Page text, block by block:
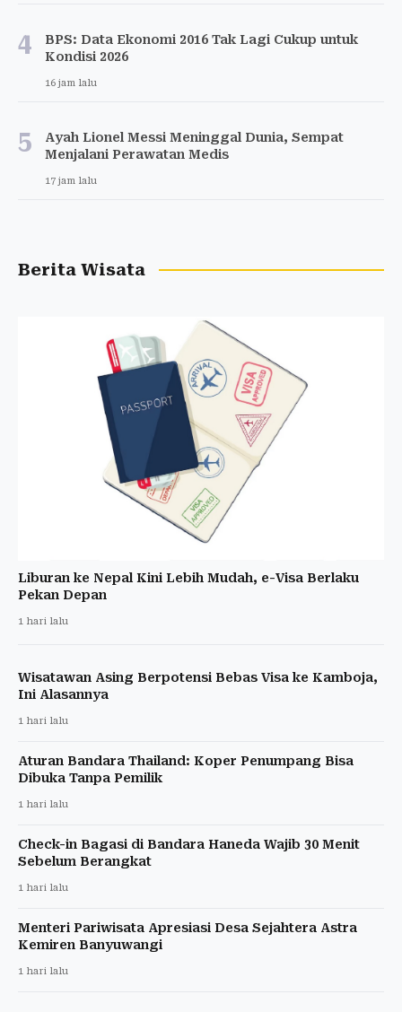
4
BPS: Data Ekonomi 2016 Tak Lagi Cukup untuk
Kondisi 2026
16 jam lalu
5
Ayah Lionel Messi Meninggal Dunia, Sempat
Menjalani Perawatan Medis
17 jam lalu
Berita Wisata
Liburan ke Nepal Kini Lebih Mudah, e-Visa Berlaku
Pekan Depan
1 hari lalu
Wisatawan Asing Berpotensi Bebas Visa ke Kamboja,
Ini Alasannya
1 hari lalu
Aturan Bandara Thailand: Koper Penumpang Bisa
Dibuka Tanpa Pemilik
1 hari lalu
Check-in Bagasi di Bandara Haneda Wajib 30 Menit
Sebelum Berangkat
1 hari lalu
Menteri Pariwisata Apresiasi Desa Sejahtera Astra
Kemiren Banyuwangi
1 hari lalu